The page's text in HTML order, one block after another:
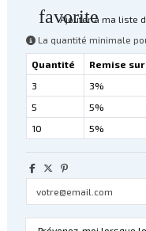
favorite
Ajouter à ma liste
La quantité minimale
Quantité Remise
3
3%
5
5%
10
5%